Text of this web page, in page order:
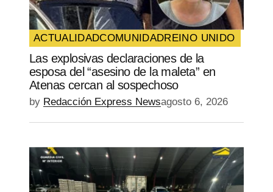
ACTUALIDADCOMUNIDADREINO UNIDO
Las explosivas declaraciones de la
esposa del “asesino de la maleta” en
Atenas cercan al sospechoso
by Redacción Express Newsagosto 6, 2026